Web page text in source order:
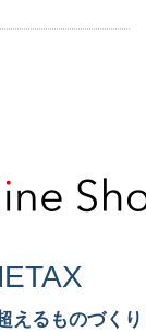
えるものづくり